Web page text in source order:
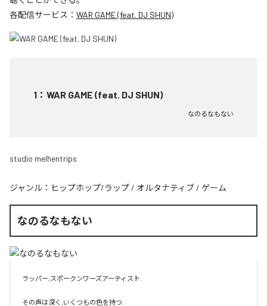
各配信サービス： WAR GAME (feat. DJ SHUN)
1 ： WAR GAME (feat. DJ SHUN)
なのるなもない
studio melhentrips
ジャンル： ヒップホップ/ラップ / オルタナティブ / ゲーム
なのるなもない
ラッパー,スポークンワーズアーティスト.
その声は深く,いくつもの色を持つ.